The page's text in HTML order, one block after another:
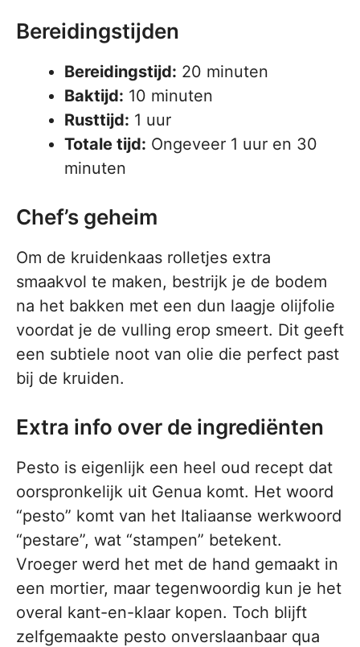
Bereidingstijden
Bereidingstijd: 20 minuten
Baktijd: 10 minuten
Rusttijd: 1 uur
Totale tijd: Ongeveer 1 uur en 30
minuten
Chef’s geheim
Om de kruidenkaas rolletjes extra
smaakvol te maken, bestrijk je de bodem
na het bakken met een dun laagje olijfolie
voordat je de vulling erop smeert. Dit geeft
een subtiele noot van olie die perfect past
bij de kruiden.
Extra info over de ingrediënten
Pesto is eigenlijk een heel oud recept dat
oorspronkelijk uit Genua komt. Het woord
“pesto” komt van het Italiaanse werkwoord
“pestare”, wat “stampen” betekent.
Vroeger werd het met de hand gemaakt in
een mortier, maar tegenwoordig kun je het
overal kant-en-klaar kopen. Toch blijft
zelfgemaakte pesto onverslaanbaar qua